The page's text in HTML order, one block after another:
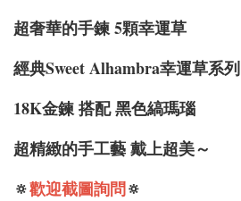
超奢華的手鍊 5顆幸運草
經典Sweet Alhambra幸運草系列
18K金鍊 搭配 黑色縞瑪瑙
超精緻的手工藝 戴上超美～
🔅歡迎截圖詢問🔅